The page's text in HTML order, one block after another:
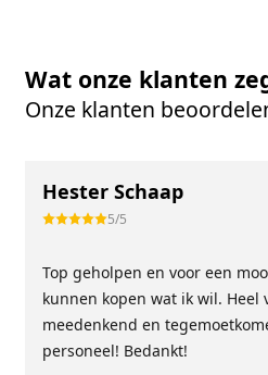
Wat onze klanten
Onze klanten
Hester Schaap
5/5
Top geholpen en voor een
kunnen kopen wat ik wil. Heel
meedenkend en
personeel! Bedankt!